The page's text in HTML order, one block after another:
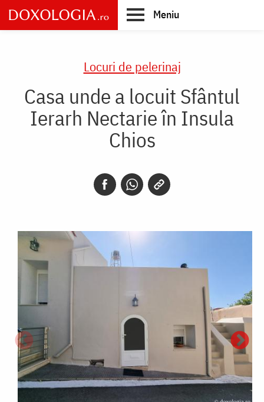
Skip
to
main
Meniu
Locuri de pelerinaj
Casa unde a locuit Sfântul
Ierarh Nectarie în Insula
Chios